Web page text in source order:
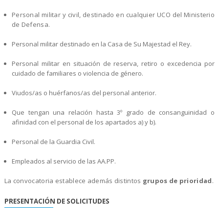
Personal militar y civil, destinado en cualquier UCO del Ministerio
de Defensa.
Personal militar destinado en la Casa de Su Majestad el Rey.
Personal militar en situación de reserva, retiro o excedencia por
cuidado de familiares o violencia de género.
Viudos/as o huérfanos/as del personal anterior.
Que tengan una relación hasta 3º grado de consanguinidad o
afinidad con el personal de los apartados a) y b).
Personal de la Guardia Civil.
Empleados al servicio de las AA.PP.
La convocatoria establece además distintos grupos de prioridad.
PRESENTACIÓN DE SOLICITUDES